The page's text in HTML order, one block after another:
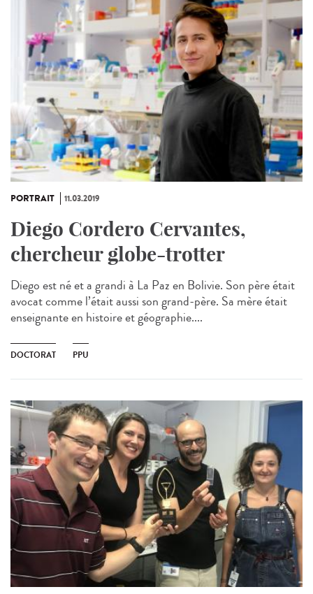
PORTRAIT 11.03.2019
Diego Cordero Cervantes,
chercheur globe-trotter
Diego est né et a grandi à La Paz en Bolivie. Son père était
avocat comme l’était aussi son grand-père. Sa mère était
enseignante en histoire et géographie....
DOCTORAT PPU